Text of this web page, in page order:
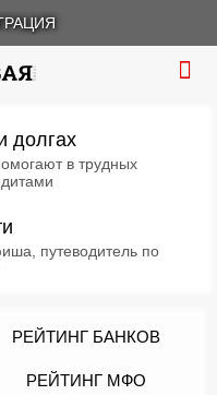
долгах
в трудных
путеводитель по
РЕЙТИНГ БАНКОВ
РЕЙТИНГ МФО